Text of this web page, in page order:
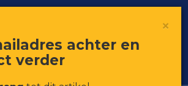
in retail & brands
Toggle
×
achter en
verder